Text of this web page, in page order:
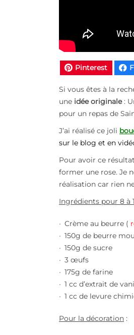
Pinterest
Si vous êtes à la
une idée originale:
pour un repas de
J’ai réalisé ce joli
sur le blog et en
Pour avoir ce
former une rose. Je
réalisation car rien
Ingrédients pour 8 à
Crème au beurre (
150g de beurre mou
150g de sucre
3 œufs
175g de farine
1 cc d’extrait de
1 cc de levure
Pour la décoration :